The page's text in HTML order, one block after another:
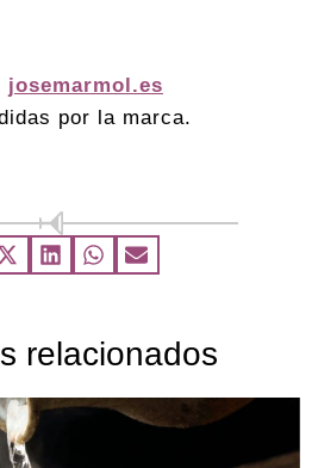
josemarmol.es
por la marca.
relacionados